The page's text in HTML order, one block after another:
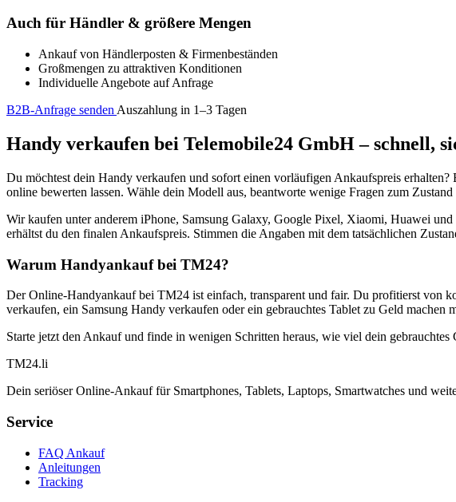
Auch für Händler & größere Mengen
Ankauf von Händlerposten & Firmenbeständen
Großmengen zu attraktiven Konditionen
Individuelle Angebote auf Anfrage
B2B-Anfrage senden Auszahlung in 1–3 Tagen
Handy verkaufen bei Telemobile24 GmbH – schnell,
Du möchtest dein Handy verkaufen und sofort einen vorläufigen Ankaufspreis
online bewerten lassen. Wähle dein Modell aus, beantworte wenige Fragen zum
Wir kaufen unter anderem iPhone, Samsung Galaxy, Google Pixel, Xiaomi, Huawei
erhältst du den finalen Ankaufspreis. Stimmen die Angaben mit dem tatsächlichen
Warum Handyankauf bei TM24?
Der Online-Handyankauf bei TM24 ist einfach, transparent und fair. Du profitierst von
verkaufen, ein Samsung Handy verkaufen oder ein gebrauchtes Tablet zu Geld machen
Starte jetzt den Ankauf und finde in wenigen Schritten heraus, wie viel dein gebrauchtes
TM24.li
Dein seriöser Online-Ankauf für Smartphones, Tablets, Laptops, Smartwatches und
Service
FAQ Ankauf
Anleitungen
Tracking